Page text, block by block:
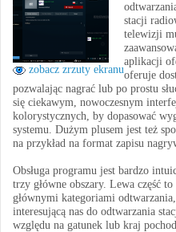
zobacz zrzuty ekranu
stacji
telewizji
aplikacji
oferuje
pozwalając nagrać lub po prostu
się ciekawym, nowoczesnym
kolorystycznych, by dopasować
systemu. Dużym plusem jest też
na przykład na format zapisu
Obsługa programu jest bardzo
trzy główne obszary. Lewa część
głównymi kategoriami
interesującą nas do odtwarzania
względu na gatunek lub kraj